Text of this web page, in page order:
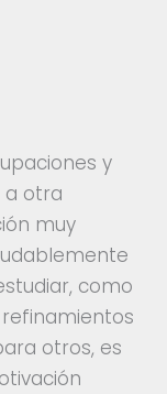
y
a otra
muy
como
otros, es